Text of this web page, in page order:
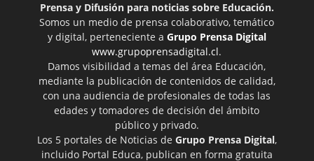
Prensa y Difusión para noticias sobre Educación.
Somos un medio de prensa colaborativo, temático
y digital, perteneciente a Grupo Prensa Digital
www.grupoprensadigital.cl.
Damos visibilidad a temas del área Educación,
mediante la publicación de contenidos de calidad,
con una audiencia de profesionales de todas las
edades y tomadores de decisión del ámbito
público y privado.
Los 5 portales de Noticias de Grupo Prensa Digital,
incluido Portal Educa, publican en forma gratuita